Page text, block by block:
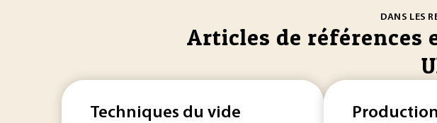
DANS LES
Articles de références
Techniques du vide